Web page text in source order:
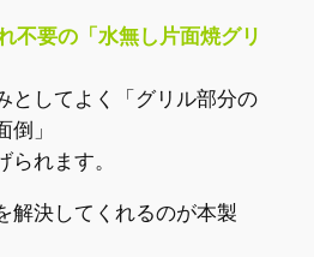
不要の「水無し片面焼グリ
としてよく「グリル部分の
」
られます。
解決してくれるのが本製